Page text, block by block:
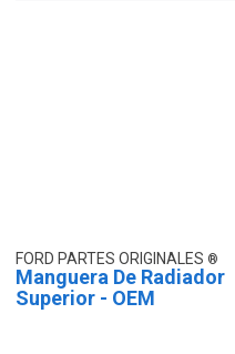
FORD PARTES ORIGINALES
Manguera De Radiador
Superior - OEM